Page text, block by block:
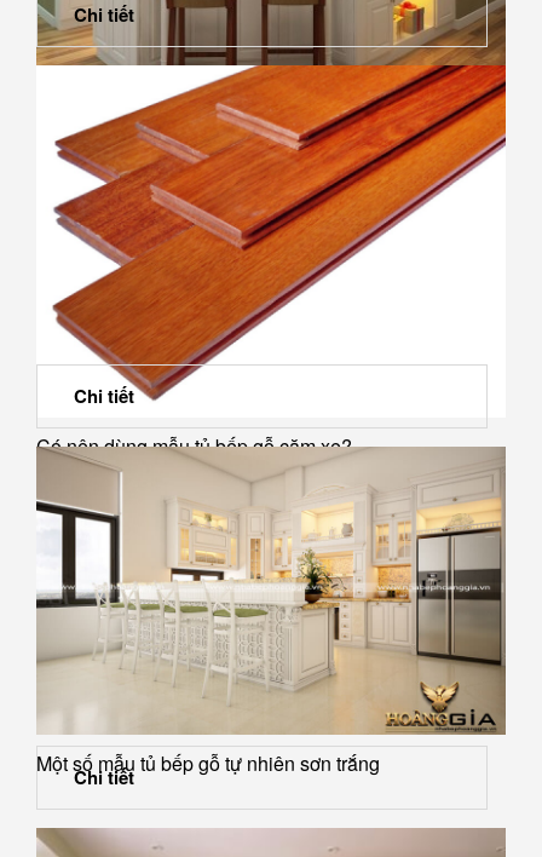
Mẹo bố trí ánh sáng cho nhà bếp lung linh
Chi tiết
Có nên dùng mẫu tủ bếp gỗ căm xe?
Chi tiết
Một số mẫu tủ bếp gỗ tự nhiên sơn trắng
Chi tiết